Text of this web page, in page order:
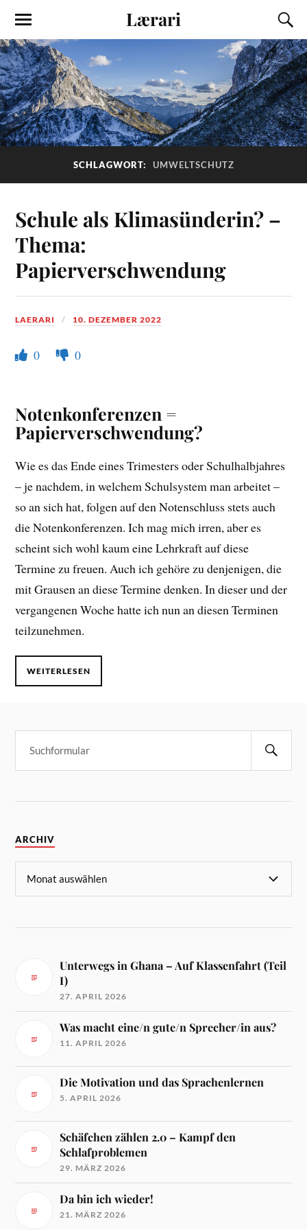
Lærari
SCHLAGWORT: UMWELTSCHUTZ
Schule als Klimasünderin? –
Thema:
Papierverschwendung
LAERARI 10. DEZEMBER 2022
0 0
Notenkonferenzen =
Papierverschwendung?
Wie es das Ende eines Trimesters oder Schulhalbjahres
– je nachdem, in welchem Schulsystem man arbeitet –
so an sich hat, folgen auf den Notenschluss stets auch
die Notenkonferenzen. Ich mag mich irren, aber es
scheint sich wohl kaum eine Lehrkraft auf diese
Termine zu freuen. Auch ich gehöre zu denjenigen, die
mit Grausen an diese Termine denken. In dieser und der
vergangenen Woche hatte ich nun an diesen Terminen
teilzunehmen.
WEITERLESEN
ARCHIV
Unterwegs in Ghana – Auf Klassenfahrt (Teil
I)
27. APRIL 2026
Was macht eine/n gute/n Sprecher/in aus?
11. APRIL 2026
Die Motivation und das Sprachenlernen
5. APRIL 2026
Schäfchen zählen 2.0 – Kampf den
Schlafproblemen
29. MÄRZ 2026
Da bin ich wieder!
21. MÄRZ 2026